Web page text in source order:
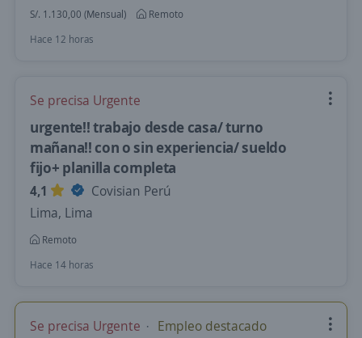
S/. 1.130,00 (Mensual)
Remoto
Hace 12 horas
Se precisa Urgente
urgente!! trabajo desde casa/ turno
mañana!! con o sin experiencia/ sueldo
fijo+ planilla completa
4,1
Covisian Perú
Lima, Lima
Remoto
Hace 14 horas
Se precisa Urgente Empleo destacado